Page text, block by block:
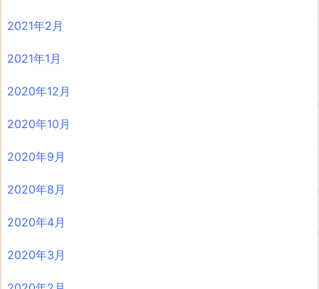
2021年2月
2021年1月
2020年12月
2020年10月
2020年9月
2020年8月
2020年4月
2020年3月